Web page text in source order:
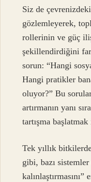
Siz de
gözlemleyerek,
rollerinin ve güç
şekillendirdiğini
sorun: “Hangi
Hangi pratikler
oluyor?” Bu
artırmanın yanı
tartışma
Tek yıllık
gibi, bazı